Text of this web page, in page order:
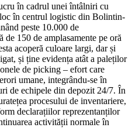
în cadrul unei întâlniri cu
în centrul logistic din Bolintin-
peste 10.000 de
de 150 de amplasamente pe oră
acoperă culoare largi, dar și
și ține evidența atât a paleților
de picking – efort care
umane, integrându-se în
de echipele din depozit 24/7. În
procesului de inventariere,
declarațiilor reprezentanților
activității normale în